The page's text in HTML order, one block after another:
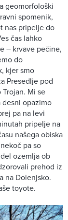
geomorfološki
spomenik,
nas pripelje do
čas lahko
– krvave pečine,
do
kjer smo
Presedlje pod
Mi se
opazimo
pa na levi
pripelje na
našega obiska
pa so
ozemlja ob
prehod iz
na Dolenjsko.
toyote.